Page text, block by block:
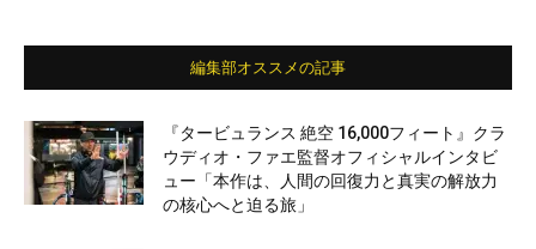
編集部オススメの記事
『タービュランス 絶空 16,000フィート』クラ
ウディオ・ファエ監督オフィシャルインタビ
ュー「本作は、人間の回復力と真実の解放力
の核心へと迫る旅」